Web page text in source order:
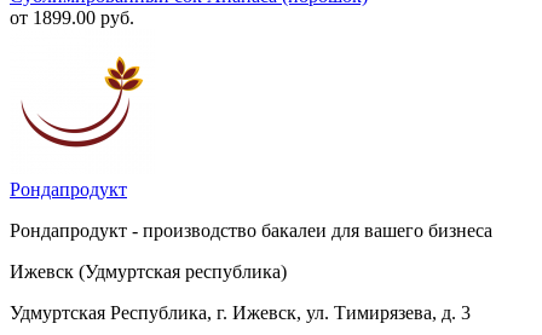
от 1899.00 руб.
Рондапродукт
Рондапродукт - производство бакалеи для вашего бизнеса
Ижевск (Удмуртская республика)
Удмуртская Республика, г. Ижевск, ул. Тимирязева, д. 3